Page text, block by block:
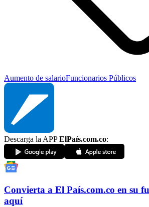
Aumento de salarioFuncionarios Públicos
Descarga la APPElPaís.com.co:
Convierta a El País.com.co en su
aquí